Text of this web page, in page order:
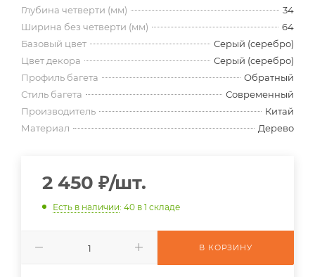
Глубина четверти (мм)
34
Ширина без четверти (мм)
64
Базовый цвет
Серый (серебро)
Цвет декора
Серый (серебро)
Профиль багета
Обратный
Стиль багета
Современный
Производитель
Китай
Материал
Дерево
2 450 ₽/шт.
Есть в наличии: 40 в 1 складе
В КОРЗИНУ